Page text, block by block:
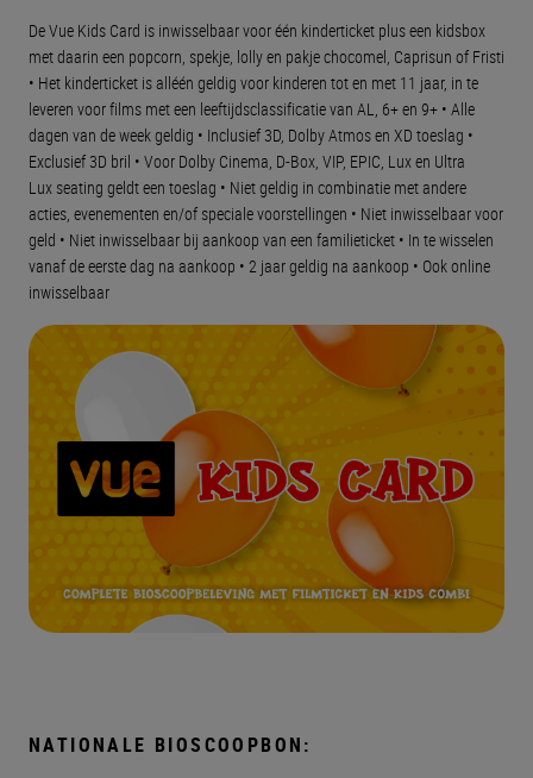
De Vue Kids Card is inwisselbaar voor één kinderticket plus een kidsbox
met daarin een popcorn, spekje, lolly en pakje chocomel, Caprisun of Fristi
• Het kinderticket is alléén geldig voor kinderen tot en met 11 jaar, in te
leveren voor films met een leeftijdsclassificatie van AL, 6+ en 9+ • Alle
dagen van de week geldig • Inclusief 3D, Dolby Atmos en XD toeslag •
Exclusief 3D bril • Voor Dolby Cinema, D-Box, VIP, EPIC, Lux en Ultra
Lux seating geldt een toeslag • Niet geldig in combinatie met andere
acties, evenementen en/of speciale voorstellingen • Niet inwisselbaar voor
geld • Niet inwisselbaar bij aankoop van een familieticket • In te wisselen
vanaf de eerste dag na aankoop • 2 jaar geldig na aankoop • Ook online
inwisselbaar
NATIONALE BIOSCOOPBON: